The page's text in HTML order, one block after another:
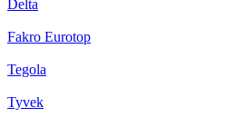
Delta
Fakro Eurotop
Tegola
Tyvek